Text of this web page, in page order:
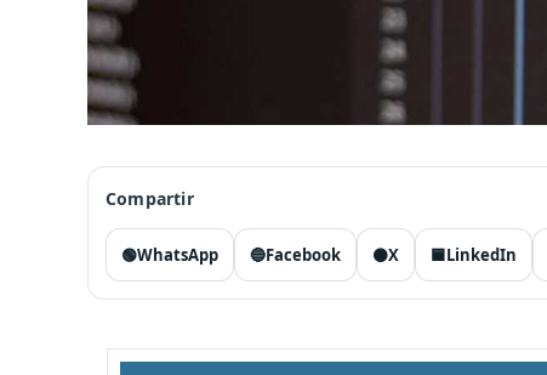
Compartir
🟢WhatsApp 🔵Facebook ⚫X 🟦LinkedIn